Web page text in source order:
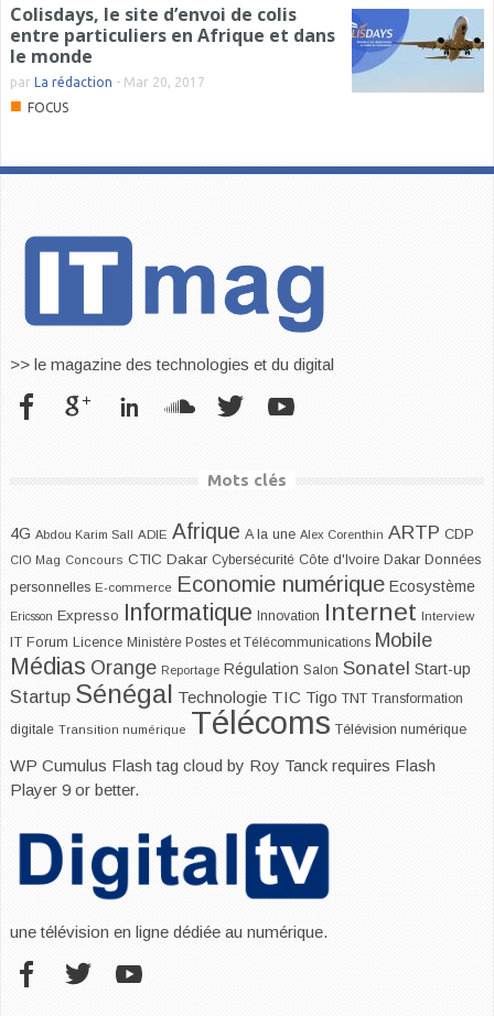
Colisdays, le site d’envoi de colis
entre particuliers en Afrique et dans
le monde
par La rédaction - Mar 20, 2017
■ FOCUS
>> le magazine des technologies et du digital
Mots clés
4G Abdou Karim Sall ADIE Afrique A la une Alex Corenthin ARTP CDP
CIO Mag Concours CTIC Dakar Cybersécurité Côte d'Ivoire Dakar Données
personnelles E-commerce Economie numérique Ecosystème
Ericsson Expresso Informatique Innovation Internet Interview
IT Forum Licence Ministère Postes et Télécommunications Mobile
Médias Orange Reportage Régulation Salon Sonatel Start-up
Startup Sénégal Technologie TIC Tigo TNT Transformation
digitale Transition numérique Télécoms Télévision numérique
WP Cumulus Flash tag cloud by Roy Tanck requires Flash
Player 9 or better.
une télévision en ligne dédiée au numérique.